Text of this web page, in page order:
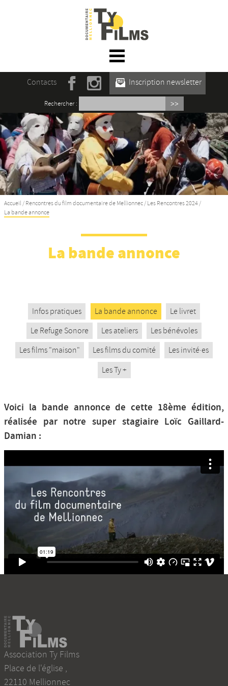
☰ Menu
Accueil
Actualités
L’association
Rencontres du film documentaire de
Mellionnec
Projections
Se former
Nos productions et +
Contacts Inscription newsletter
Rechercher :
Accueil / Rencontres du film documentaire de Mellionnec / Les Rencontres 2024 /
La bande annonce
La bande annonce
Infos pratiques La bande annonce
Le livret
Le Refuge Sonore
Les ateliers
Les bénévoles
Les films "maison"
Les films du comité
Les invité·es
Les Ty +
Voici la bande annonce de cette 18ème édition,
réalisée par notre super stagiaire Loïc Gaillard-
Damian :
Association Ty Films
Place de l'église ,
22110 Mellionnec